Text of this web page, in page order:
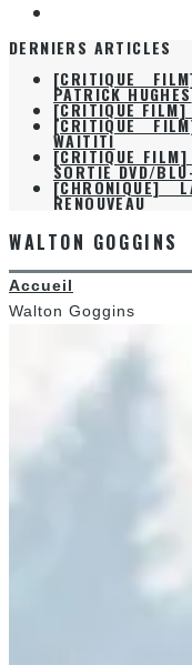
DERNIERS ARTICLES
[CRITIQUE FILM]
[CRITIQUE
WAITITI
[CRITIQUE
SORTIE DVD/
[CHRONIQUE]
RENOUVEAU
[CRITIQUE
PATRICK HUGHES
WALTON GOGGINS
Accueil
Walton Goggins